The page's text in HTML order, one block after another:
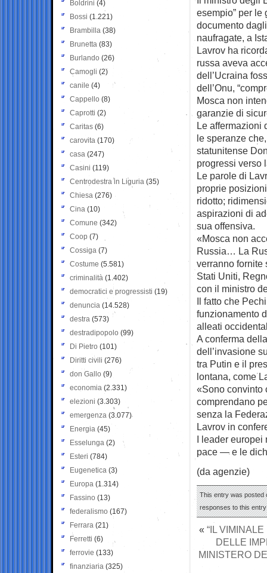
esempio” per le
documento
naufragate, a
Lavrov ha
russa aveva
dell’Ucraina
dell’Onu,
Mosca non
garanzie di
Le affermazioni
le speranze
statunitense
progressi verso
Le parole di
proprie
ridotto;
aspirazioni di
sua offensiva.
«Mosca non
Russia… La
verranno fornite
Stati Uniti,
con il ministro
Il fatto che
funzionamento
alleati
A conferma
dell’invasione
tra Putin e il
lontana, come
«Sono
comprendano
senza la
Lavrov in
I leader europei
pace — e le
(da agenzie)
This entry was posted
responses to this
« “IL
DELLE
MINISTERO
Boldrini (4)
Bossi (1.221)
Brambilla (38)
Brunetta (83)
Burlando (26)
Camogli (2)
canile (4)
Cappello (8)
Caprotti (2)
Caritas (6)
carovita (170)
casa (247)
Casini (119)
Centrodestra in Liguria (35)
Chiesa (276)
Cina (10)
Comune (342)
Coop (7)
Cossiga (7)
Costume (5.581)
criminalità (1.402)
democratici e progressisti (19)
denuncia (14.528)
destra (573)
destradipopolo (99)
Di Pietro (101)
Diritti civili (276)
don Gallo (9)
economia (2.331)
elezioni (3.303)
emergenza (3.077)
Energia (45)
Esselunga (2)
Esteri (784)
Eugenetica (3)
Europa (1.314)
Fassino (13)
federalismo (167)
Ferrara (21)
Ferretti (6)
ferrovie (133)
finanziaria (325)